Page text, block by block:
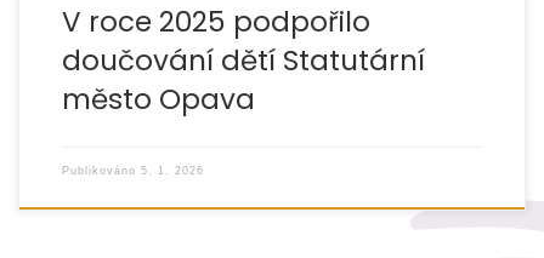
V roce 2025 podpořilo
doučování dětí Statutární
město Opava
Publikováno 5. 1. 2026